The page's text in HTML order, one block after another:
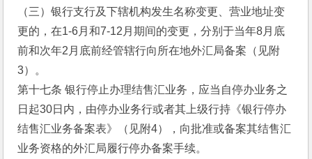
（三）银行支行及下辖机构发生名称变更、营业地址变
更的，在1-6月和7-12月期间的变更，分别于当年8月底
前和次年2月底前经管辖行向所在地外汇局备案（见附
3）。
第十七条 银行停止办理结售汇业务，应当自停办业务之
日起30日内，由停办业务行或者其上级行持《银行停办
结售汇业务备案表》（见附4），向批准或备案其结售汇
业务资格的外汇局履行停办备案手续。